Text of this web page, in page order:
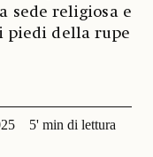
sede religiosa e
piedi della rupe
5' min di lettura